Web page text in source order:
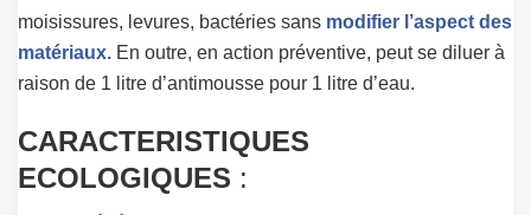
moisissures, levures, bactéries sans modifier l’aspect des
matériaux. En outre, en action préventive, peut se diluer à
raison de 1 litre d’antimousse pour 1 litre d’eau.
CARACTERISTIQUES
ECOLOGIQUES :